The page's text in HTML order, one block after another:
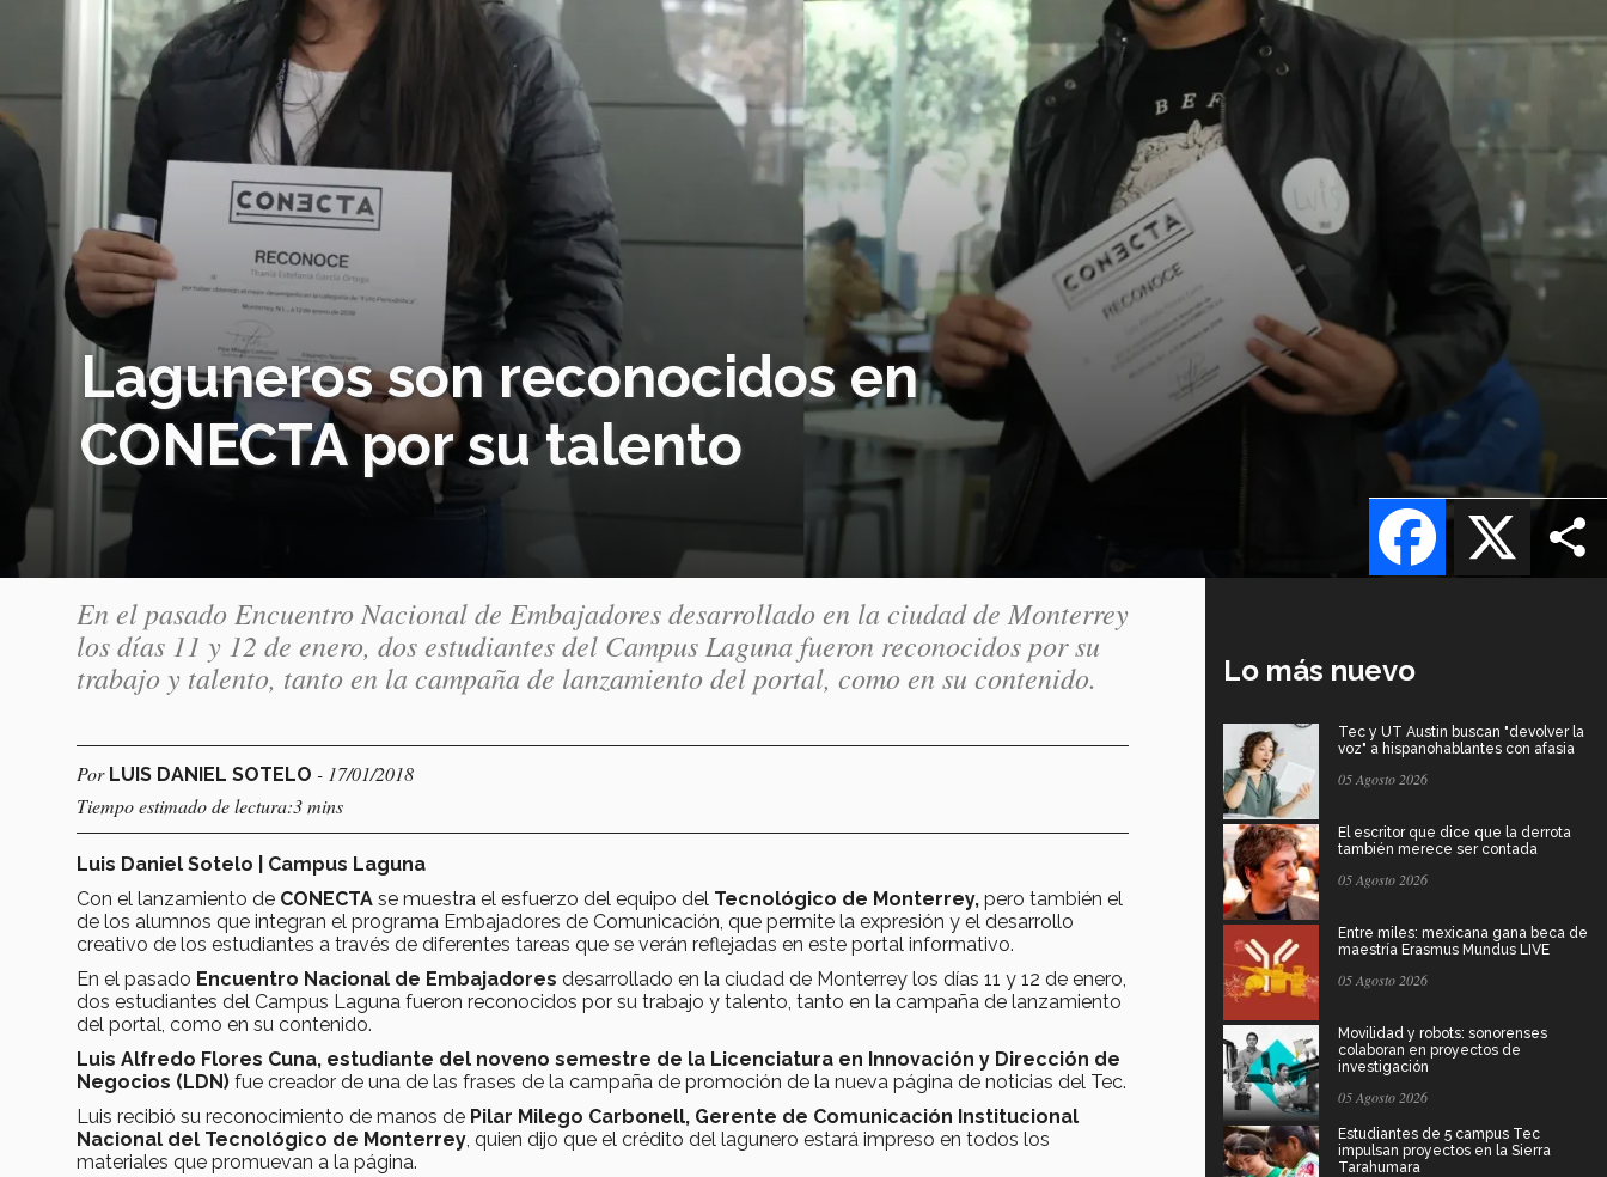
Laguneros son reconocidos en
CONECTA por su talento
X
Facebook
En el pasado Encuentro Nacional de Embajadores desarrollado en la ciudad de Monterrey
los días 11 y 12 de enero, dos estudiantes del Campus Laguna fueron reconocidos por su
trabajo y talento, tanto en la campaña de lanzamiento del portal, como en su contenido.
Por LUIS DANIEL SOTELO - 17/01/2018
Tiempo estimado de lectura:3 mins
Luis Daniel Sotelo | Campus Laguna
Con el lanzamiento de CONECTA se muestra el esfuerzo del equipo del Tecnológico de Monterrey, pero también el
de los alumnos que integran el programa Embajadores de Comunicación, que permite la expresión y el desarrollo
creativo de los estudiantes a través de diferentes tareas que se verán reflejadas en este portal informativo.
En el pasado Encuentro Nacional de Embajadores desarrollado en la ciudad de Monterrey los días 11 y 12 de enero,
dos estudiantes del Campus Laguna fueron reconocidos por su trabajo y talento, tanto en la campaña de lanzamiento
del portal, como en su contenido.
Luis Alfredo Flores Cuna, estudiante del noveno semestre de la Licenciatura en Innovación y Dirección de
Negocios (LDN) fue creador de una de las frases de la campaña de promoción de la nueva página de noticias del Tec.
Luis recibió su reconocimiento de manos de Pilar Milego Carbonell, Gerente de Comunicación Institucional
Nacional del Tecnológico de Monterrey , quien dijo que el crédito del lagunero estará impreso en todos los
materiales que promuevan a la página.
Lo más nuevo
Tec y UT Austin buscan "devolver la
voz" a hispanohablantes con afasia
05 Agosto 2026
El escritor que dice que la derrota
también merece ser contada
05 Agosto 2026
Entre miles: mexicana gana beca de
maestría Erasmus Mundus LIVE
05 Agosto 2026
Movilidad y robots: sonorenses
colaboran en proyectos de
investigación
05 Agosto 2026
Estudiantes de 5 campus Tec
impulsan proyectos en la Sierra
Tarahumara